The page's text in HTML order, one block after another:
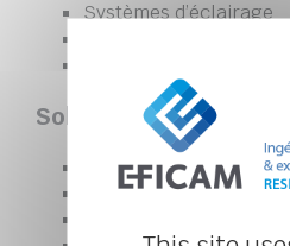
Systèmes d’éclairage
Harmoniques et
Solutions contre les
Self de limitation
Self anti-harmonique